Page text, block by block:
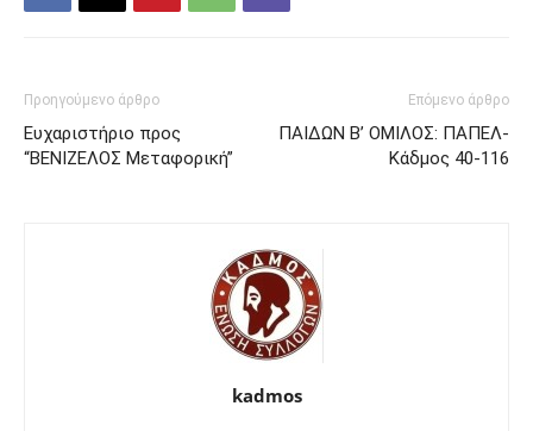
Προηγούμενο άρθρο
Ευχαριστήριο προς
“ΒΕΝΙΖΕΛΟΣ Μεταφορική”
Επόμενο άρθρο
ΠΑΙΔΩΝ Β’ ΟΜΙΛΟΣ: ΠΑΠΕΛ-
Κάδμος 40-116
kadmos